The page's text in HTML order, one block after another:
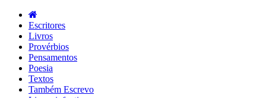
Escritores
Livros
Provérbios
Pensamentos
Poesia
Textos
Também Escrevo